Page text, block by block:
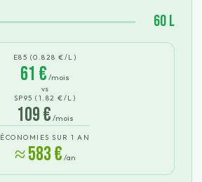
60L
E85 (0.828 €/L)
61 € /mois
vs
SP95 ( 1.82 €/L)
109€ /mois
ÉCONOMIES SUR 1 AN
≈583€ /an